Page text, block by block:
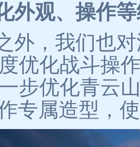
外观、操作
外，我们也
优化战斗操
步优化青云
专属造型，